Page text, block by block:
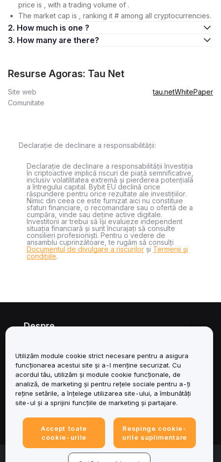
price is , with a trading volume of .
The market cap is , ranking it # among all cryptocurrencies.
2. How much is one ?
3. How many are there?
Resurse Agoras: Tau Net
Site web tau.netWhitePaper
Comunitate
Declarație de declinare a responsabilității:
Declarație de declinare a responsabilității Investiția
în criptoactive implică riscuri de piață semnificative,
inclusiv volatilitatea extremă și pierderea potențială
a întregului capital. Bybit EU declină orice
răspundere pentru orice rezultate ale investițiilor.
Nimic din ceea ce este furnizat aici nu constituie
sfaturi financiare, o recomandare sau o ofertă de a
cumpăra, vinde sau deține active digitale.
Investitorii ar trebui să își evalueze independent
situația financiară și sunt încurajați să consulte
consilieri profesioniști. Pentru o vedere de
ansamblu cuprinzătoare, te rugăm să consulți
Documentul de divulgare a riscurilor și Termenii și
condițiile.
Despre
Asistență
Produse
Juridic
© 2025-2026 Bybit.eu. All rights reserved.
Utilizăm module cookie strict necesare pentru a asigura
funcționarea acestui site și a-l menține securizat. Cu
acordul tău, utilizăm și module cookie funcționale, de
analiză, de marketing și pentru rețele sociale pentru a-ți
reține setările, a înțelege utilizarea site-ului, a îmbunătăți
site-ul și a sprijini funcțiile de marketing și partajare.
Accept toate
cookie-urile
Respinge cookie-
urile suplimentare